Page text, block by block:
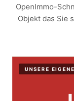
OpenImmo-
Objekt das Sie
UNSERE